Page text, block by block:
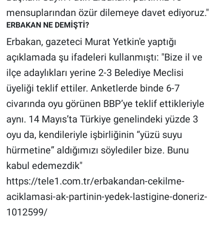
mensuplarından özür dilemeye davet ediyoruz."
ERBAKAN NE DEMİŞTİ?
Erbakan, gazeteci Murat Yetkin'e yaptığı
açıklamada şu ifadeleri kullanmıştı: "Bize il ve
ilçe adaylıkları yerine 2-3 Belediye Meclisi
üyeliği teklif ettiler. Anketlerde binde 6-7
civarında oyu görünen BBP’ye teklif ettikleriyle
aynı. 14 Mayıs’ta Türkiye genelindeki yüzde 3
oyu da, kendileriyle işbirliğinin “yüzü suyu
hürmetine” aldığımızı söylediler bize. Bunu
kabul edemezdik"
https://tele1.com.tr/erbakandan-cekilme-
aciklamasi-ak-partinin-yedek-lastigine-doneriz-
1012599/
Yerel Gündem
Yerel Yaşam
Canlı Yayın